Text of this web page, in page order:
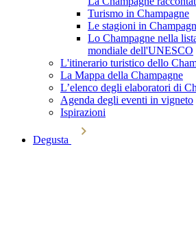
Turismo in Champagne
Le stagioni in
Lo Champagne nella
mondiale dell'UNESCO
L'itinerario turistico dello
La Mappa della Champagne
L’elenco degli elaboratori di
Agenda degli eventi in vigneto
Ispirazioni
Degusta